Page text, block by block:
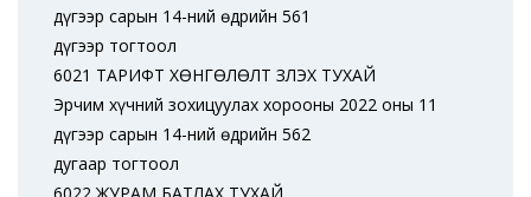
дүгээр сарын 14-ний өдрийн 561
дүгээр тогтоол
6021 ТАРИФТ ХӨНГӨЛӨЛТ ҮЗҮҮЛЭХ ТУХАЙ
Эрчим хүчний зохицуулах хорооны 2022 оны 11
дүгээр сарын 14-ний өдрийн 562
дугаар тогтоол